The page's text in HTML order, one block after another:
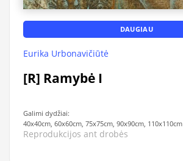
DAUGIAU
Eurika Urbonavičiūtė
[R] Ramybė I
Galimi dydžiai:
40x40cm, 60x60cm, 75x75cm, 90x90cm, 110x110cm
Reprodukcijos ant drobės